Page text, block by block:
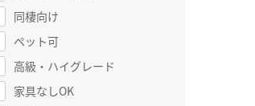
同棲向け
ペット可
高級・ハイグレード
家具なしOK